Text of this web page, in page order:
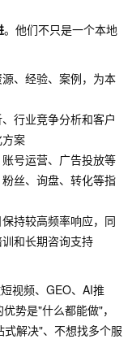
。他们不只是一个本地
、经验、案例，为本
行业竞争分析和客户
案
号运营、广告投放等
丝、询盘、转化等指
持较高频率响应，同
和长期咨询支持
视频、GEO、AI推
势是"什么都能做"，
解决"、不想找多个服